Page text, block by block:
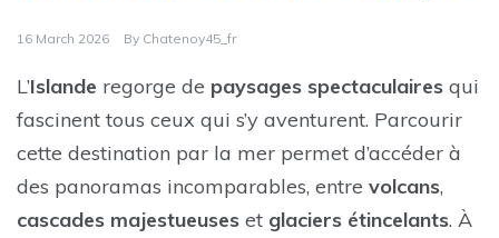
16 March 2026 By Chatenoy45_fr
L’Islande regorge de paysages spectaculaires qui
fascinent tous ceux qui s’y aventurent. Parcourir
cette destination par la mer permet d’accéder à
des panoramas incomparables, entre volcans,
cascades majestueuses et glaciers étincelants. À